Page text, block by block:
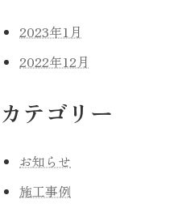
2023年1月
2022年12月
カテゴリー
お知らせ
施工事例